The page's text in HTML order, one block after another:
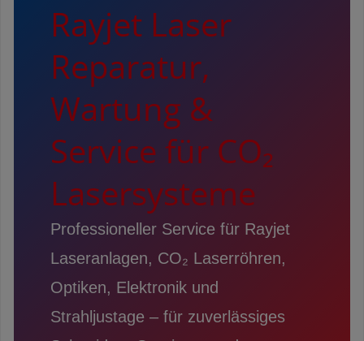
Rayjet Laser
Reparatur,
Wartung &
Service für CO₂
Lasersysteme
Professioneller Service für Rayjet
Laseranlagen, CO₂ Laserröhren,
Optiken, Elektronik und
Strahljustage – für zuverlässiges